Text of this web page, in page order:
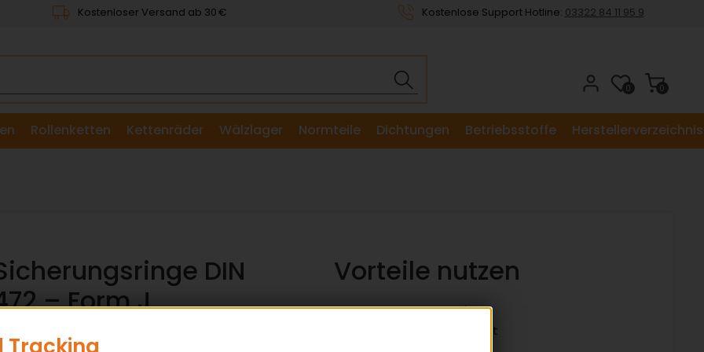
Kostenloser Versand ab 30 € Kostenlose Support Hotline: 03322 84 11 95 9
0
0
Rollenketten
Kettenräder
Wälzlager Normteile Dichtungen Betriebsstoffe Herstellerverzeichnis
DIN
– Form J
nach DIN 472 Form J zur axialen
Vorteile nutzen
✅ Normteile nach DIN / ISO
✅ Große Lagerverfügbarkeit